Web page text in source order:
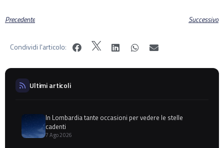
Precedente Successivo
Condividi l'articolo:
Ultimi articoli
In Lombardia tante occasioni per vedere le stelle
cadenti
7 Ago 2026